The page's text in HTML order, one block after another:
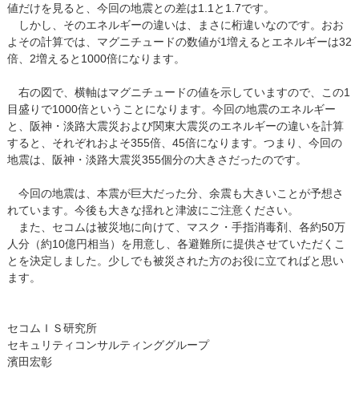
値だけを見ると、今回の地震との差は1.1と1.7です。
しかし、そのエネルギーの違いは、まさに桁違いなのです。おお
よその計算では、マグニチュードの数値が1増えるとエネルギーは32
倍、2増えると1000倍になります。
右の図で、横軸はマグニチュードの値を示していますので、この1
目盛りで1000倍ということになります。今回の地震のエネルギー
と、阪神・淡路大震災および関東大震災のエネルギーの違いを計算
すると、それぞれおよそ355倍、45倍になります。つまり、今回の
地震は、阪神・淡路大震災355個分の大きさだったのです。
今回の地震は、本震が巨大だった分、余震も大きいことが予想さ
れています。今後も大きな揺れと津波にご注意ください。
また、セコムは被災地に向けて、マスク・手指消毒剤、各約50万
人分（約10億円相当）を用意し、各避難所に提供させていただくこ
とを決定しました。少しでも被災された方のお役に立てればと思い
ます。
セコムＩＳ研究所
セキュリティコンサルティンググループ
濱田宏彰